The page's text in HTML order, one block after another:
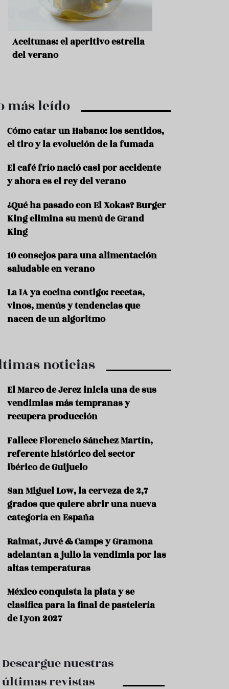
t
u
R
c
e
t
s
l
u
r
c
i
i
a
u
r
t
s
m
o
Sopa fría de sandía: el plato
que querrás repetir todo el
más leído
Cómo catar un Habano: los sentidos,
el tiro y la evolución de la fumada
El café frío nació casi por accidente
y ahora es el rey del verano
¿Qué ha pasado con El Xokas? Burger
King elimina su menú de Grand
King
10 consejos para una alimentación
saludable en verano
La IA ya cocina contigo: recetas,
vinos, menús y tendencias que
nacen de un algoritmo
noticias
El Marco de Jerez inicia una de sus
vendimias más tempranas y
recupera producción
Fallece Florencio Sánchez Martín,
referente histórico del sector
ibérico de Guijuelo
San Miguel Low, la cerveza de 2,7
grados que quiere abrir una nueva
categoría en España
Raimat, Juvé & Camps y Gramona
adelantan a julio la vendimia por las
altas temperaturas
México conquista la plata y se
clasifica para la final de pastelería
de Lyon 2027
Descargue nuestras
últimas revistas